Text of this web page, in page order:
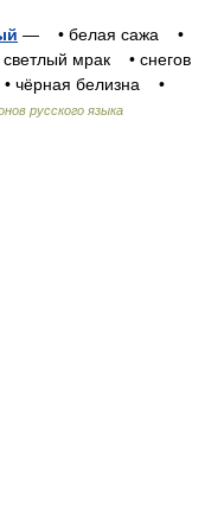
— • белая сажа •
мрак • снегов
чёрная белизна •
русского языка